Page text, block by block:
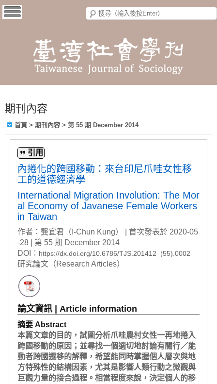
期刊內容
首頁 > 期刊內容 > 第 55 期 December 2014
引用
內捲化的跨國移動：來台印尼爪哇女性移
工的道德經濟學
International Migration Involution: The Mor
al Economy of Javanese Female Workers
in Taiwan
作者：龔宜君（I-Chun Kung） | 首次發表於 2020-05
-28 | 第 55 期 December 2014
DOI： https://dx.doi.org/10.6786/TJS.201412_(55).0002
研究論文（Research Articles）
論文資訊 | Article information
摘要 Abstract
本篇文章的目的，試圖分析爪哇農村女性一再地捲入
跨國移動的原因；並尋找一個適切地討論有關行／能
動者跨國遷移的解釋，希望能同時掌握個人層次與地
方特殊性的結構因素，尤其是影響人類行動之微觀與
巨觀力量的接合過程。相當程度來說，決定個人的移